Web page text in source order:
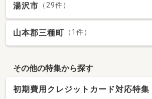
湯沢市 （29件）
山本郡三種町 （1件）
その他の特集から探す
初期費用クレジットカード対応特集